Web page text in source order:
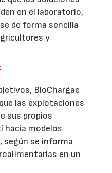
en el laboratorio,
de forma sencilla
y
BioChargae
las explotaciones
sus propios
hacia modelos
según se informa
en un